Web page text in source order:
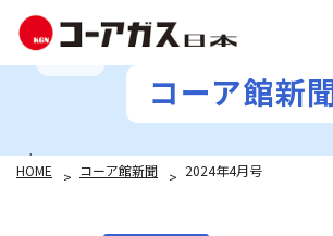
コーア館新聞
HOME コーア館新聞 2024年4月号